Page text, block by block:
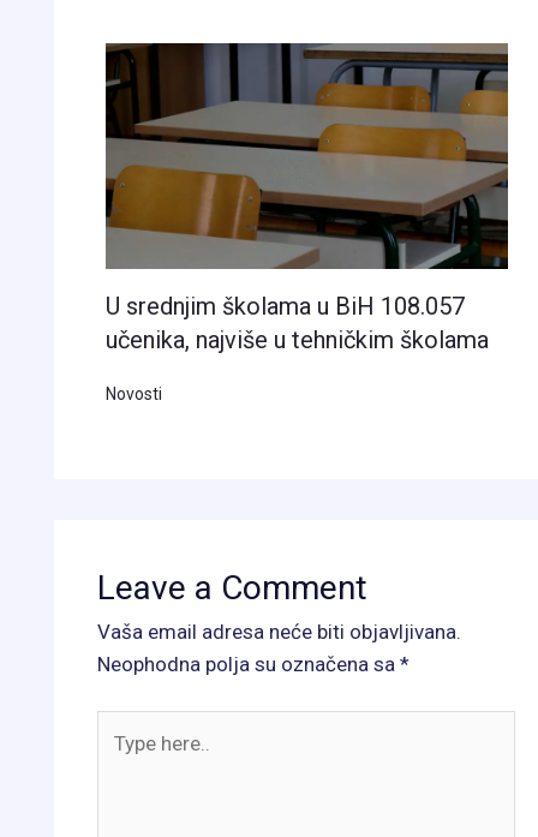
U srednjim školama u BiH 108.057
učenika, najviše u tehničkim školama
Novosti
Leave a Comment
Vaša email adresa neće biti objavljivana.
Neophodna polja su označena sa*
here..